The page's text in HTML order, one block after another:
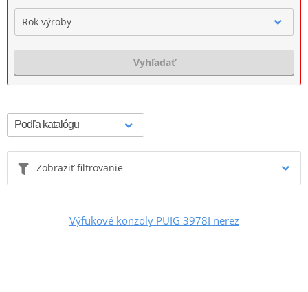
Rok výroby
Vyhľadať
Zobraziť filtrovanie
Výfukové konzoly PUIG 3978I nerez